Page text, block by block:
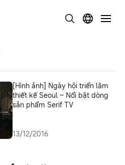
[Hình ảnh] Ngày hội triển lãm
thiết kế Seoul – Nổi bật dòng
sản phẩm Serif TV
13/12/2016